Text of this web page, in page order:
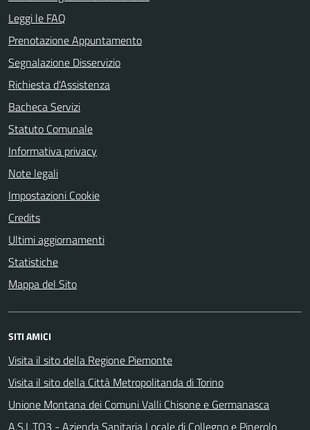
Leggi le FAQ
Prenotazione Appuntamento
Segnalazione Disservizio
Richiesta d'Assistenza
Bacheca Servizi
Statuto Comunale
Informativa privacy
Note legali
Impostazioni Cookie
Credits
Ultimi aggiornamenti
Statistiche
Mappa del Sito
SITI AMICI
Visita il sito della Regione Piemonte
Visita il sito della Città Metropolitanda di Torino
Unione Montana dei Comuni Valli Chisone e Germanasca
A.S.L.TO3 - Azienda Sanitaria Locale di Collegno e Pinerolo